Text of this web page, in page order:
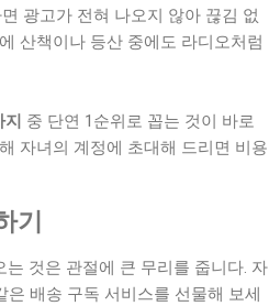
광고가 전혀 나오지 않아 끊김 없
산책이나 등산 중에도 라디오처럼
중 단연 1순위로 꼽는 것이 바로
자녀의 계정에 초대해 드리면 비용
기
것은 관절에 큰 무리를 줍니다. 자
배송 구독 서비스를 선물해 보세